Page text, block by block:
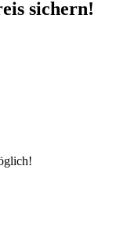
sichern!